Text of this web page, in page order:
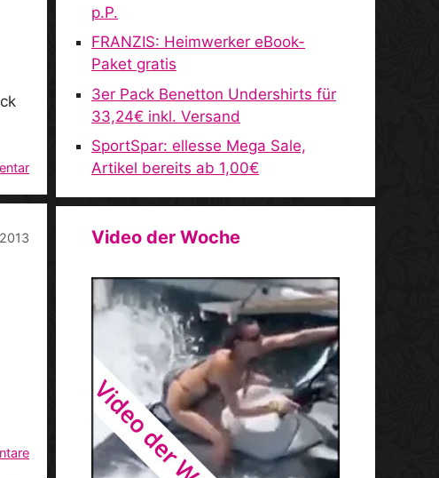
p.P.
FRANZIS: Heimwerker eBook-
Paket gratis
3er Pack Benetton Undershirts für
33,24€ inkl. Versand
SportSpar: ellesse Mega Sale,
Artikel bereits ab 1,00€
Video der Woche